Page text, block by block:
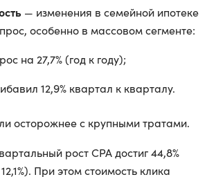
— изменения в семейной ипотеке
особенно в массовом сегменте:
на 27,7% (год к году);
12,9% квартал к кварталу.
осторожнее с крупными тратами.
рост CPA достиг 44,8%
При этом стоимость клика